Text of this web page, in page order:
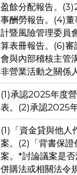
盈餘分配報告。
事酬勞報告。(4)
計暨風險管理委員
算表冊報告。(6)審
會與內部稽核主管
非營業活動之關係
(1)承認2025年度
表。(2)承認2025
(1)「資金貸與他人
案。(2)「背書保證
案。*討論議案是
併購法或相關法令